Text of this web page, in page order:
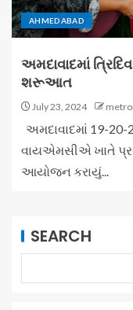
AHMEDABAD
અમદાવાદમાં
શરૂઆત
July 23, 2024
અમદાવાદમાં 19-
વાયએમસીએ ખાતે
આયોજન કરાયું...
SEARCH